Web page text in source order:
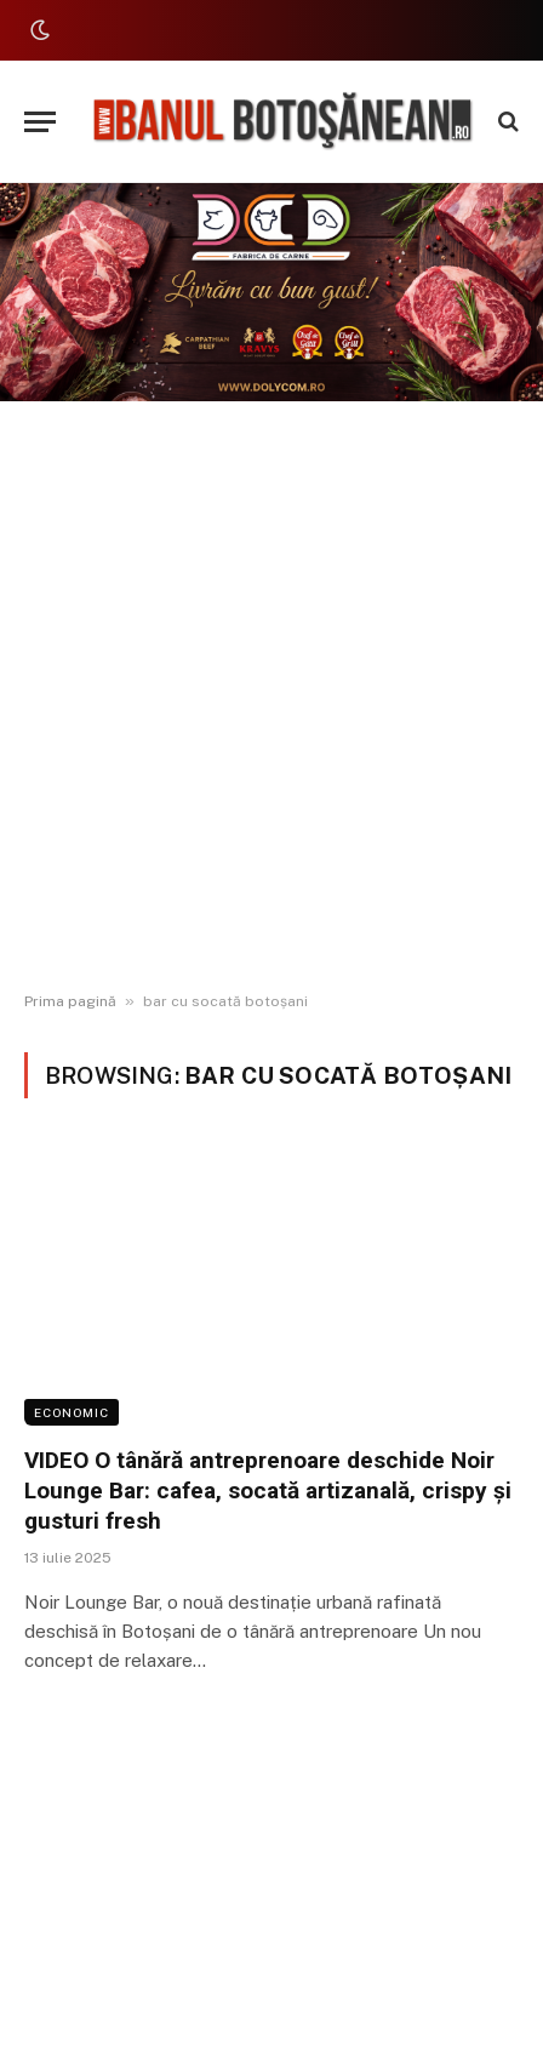
Prima pagină » bar cu socată botoșani
BROWSING: BAR CU SOCATĂ BOTOȘANI
ECONOMIC
VIDEO O tânără antreprenoare deschide Noir
Lounge Bar: cafea, socată artizanală, crispy și
gusturi fresh
13 iulie 2025
Noir Lounge Bar, o nouă destinație urbană rafinată
deschisă în Botoșani de o tânără antreprenoare Un nou
concept de relaxare…